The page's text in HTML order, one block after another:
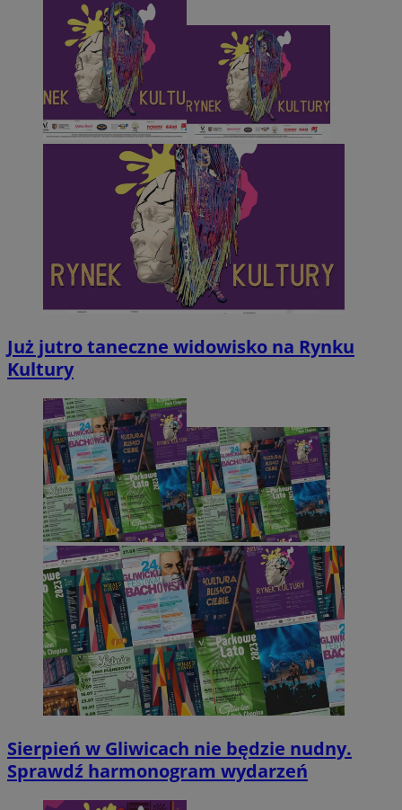
Już jutro taneczne widowisko na Rynku
Kultury
Sierpień w Gliwicach nie będzie nudny.
Sprawdź harmonogram wydarzeń